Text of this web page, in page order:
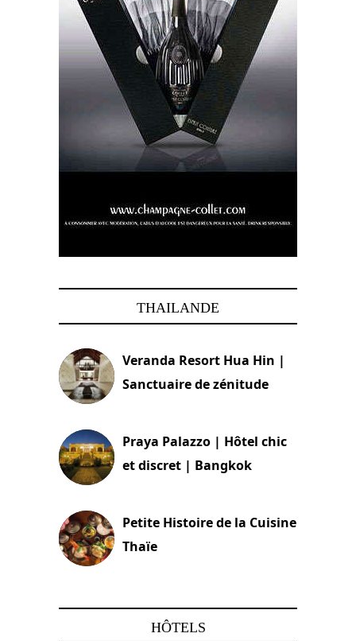
THAILANDE
Veranda Resort Hua Hin |
Sanctuaire de zénitude
Praya Palazzo | Hôtel chic
et discret | Bangkok
Petite Histoire de la Cuisine
Thaïe
HÔTELS